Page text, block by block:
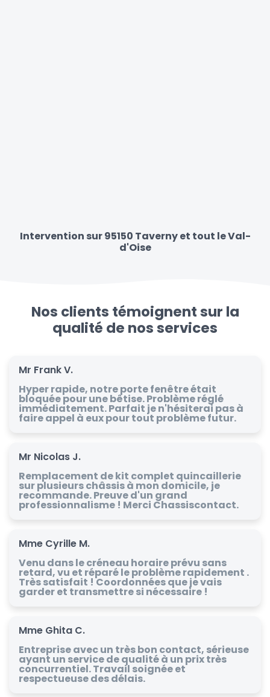
Intervention sur 95150 Taverny et tout le Val-
d'Oise
Nos clients témoignent sur la
qualité de nos services
Mr Frank V.
Hyper rapide, notre porte fenêtre était
bloquée pour une bêtise. Problème réglé
immédiatement. Parfait je n'hésiterai pas à
faire appel à eux pour tout problème futur.
Mr Nicolas J.
Remplacement de kit complet quincaillerie
sur plusieurs châssis à mon domicile, je
recommande. Preuve d'un grand
professionnalisme ! Merci Chassiscontact.
Mme Cyrille M.
Venu dans le créneau horaire prévu sans
retard, vu et réparé le problème rapidement .
Très satisfait ! Coordonnées que je vais
garder et transmettre si nécessaire !
Mme Ghita C.
Entreprise avec un très bon contact, sérieuse
ayant un service de qualité à un prix très
concurrentiel. Travail soignée et
respectueuse des délais.